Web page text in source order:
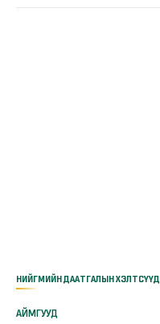
НИЙГМИЙН ДААТГАЛЫН ХЭЛТСҮҮД
АЙМГУУД